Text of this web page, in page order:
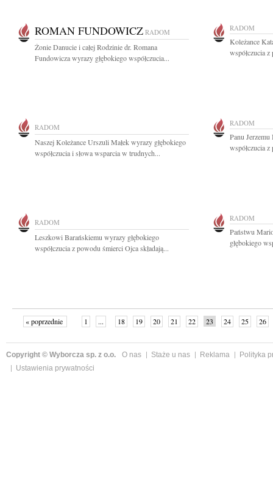
ROMAN FUNDOWICZ RADOM
Żonie Danucie i całej Rodzinie dr. Romana
Fundowicza wyrazy głębokiego współczucia...
RADOM
Koleżance
współczucia
RADOM
Naszej Koleżance Urszuli Małek wyrazy głębokiego
współczucia i słowa wsparcia w trudnych...
RADOM
Panu
współczucia
RADOM
Leszkowi Barańskiemu wyrazy głębokiego
współczucia z powodu śmierci Ojca składają...
RADOM
Państwu
głębokiego
« poprzednie 1 ... 18 19 20 21 22 23 24 25
26
Copyright © Wyborcza sp. z o.o. O nas Staże u nas Reklama
Polityka
Ustawienia prywatności